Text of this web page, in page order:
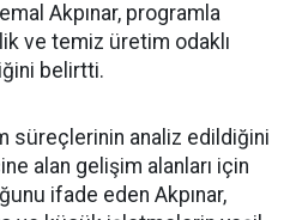
Akpınar, programla
ve temiz üretim odaklı
belirtti.
süreçlerinin analiz edildiğini
alan gelişim alanları için
ifade eden Akpınar,